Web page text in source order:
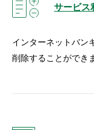
サービス
インターネットバン
削除することができ